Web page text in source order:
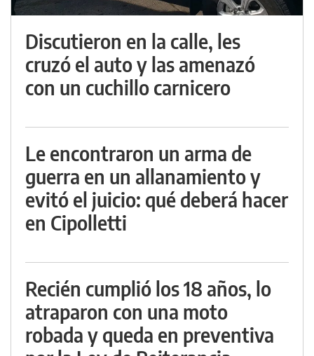
Discutieron en la calle, les
cruzó el auto y las amenazó
con un cuchillo carnicero
Le encontraron un arma de
guerra en un allanamiento y
evitó el juicio: qué deberá hacer
en Cipolletti
Recién cumplió los 18 años, lo
atraparon con una moto
robada y queda en preventiva